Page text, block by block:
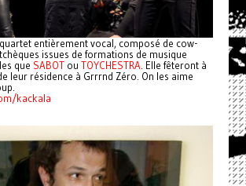
entièrement vocal, composé de cow-
issues de formations de musique
que SABOTou TOYCHESTRA . Elle fêteront à
leur résidence à Grrrnd Zéro. On les aime
kackala